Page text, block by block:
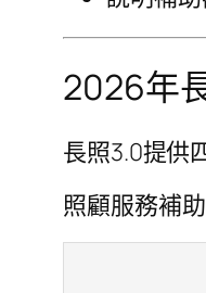
2026年
長照3.0提供
照顧服務補助